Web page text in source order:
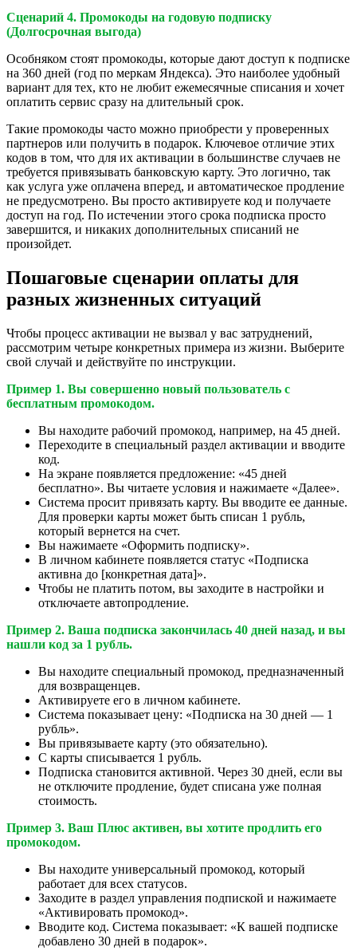
Сценарий 4. Промокоды на годовую подписку
(Долгосрочная выгода)
Особняком стоят промокоды, которые дают доступ к подписке
на 360 дней (год по меркам Яндекса). Это наиболее удобный
вариант для тех, кто не любит ежемесячные списания и хочет
оплатить сервис сразу на длительный срок.
Такие промокоды часто можно приобрести у проверенных
партнеров или получить в подарок. Ключевое отличие этих
кодов в том, что для их активации в большинстве случаев не
требуется привязывать банковскую карту. Это логично, так
как услуга уже оплачена вперед, и автоматическое продление
не предусмотрено. Вы просто активируете код и получаете
доступ на год. По истечении этого срока подписка просто
завершится, и никаких дополнительных списаний не
произойдет.
Пошаговые сценарии оплаты для
разных жизненных ситуаций
Чтобы процесс активации не вызвал у вас затруднений,
рассмотрим четыре конкретных примера из жизни. Выберите
свой случай и действуйте по инструкции.
Пример 1. Вы совершенно новый пользователь с
бесплатным промокодом.
Вы находите рабочий промокод, например, на 45 дней.
Переходите в специальный раздел активации и вводите
код.
На экране появляется предложение: «45 дней
бесплатно». Вы читаете условия и нажимаете «Далее».
Система просит привязать карту. Вы вводите ее данные.
Для проверки карты может быть списан 1 рубль,
который вернется на счет.
Вы нажимаете «Оформить подписку».
В личном кабинете появляется статус «Подписка
активна до [конкретная дата]».
Чтобы не платить потом, вы заходите в настройки и
отключаете автопродление.
Пример 2. Ваша подписка закончилась 40 дней назад, и вы
нашли код за 1 рубль.
Вы находите специальный промокод, предназначенный
для возвращенцев.
Активируете его в личном кабинете.
Система показывает цену: «Подписка на 30 дней — 1
рубль».
Вы привязываете карту (это обязательно).
С карты списывается 1 рубль.
Подписка становится активной. Через 30 дней, если вы
не отключите продление, будет списана уже полная
стоимость.
Пример 3. Ваш Плюс активен, вы хотите продлить его
промокодом.
Вы находите универсальный промокод, который
работает для всех статусов.
Заходите в раздел управления подпиской и нажимаете
«Активировать промокод».
Вводите код. Система показывает: «К вашей подписке
добавлено 30 дней в подарок».